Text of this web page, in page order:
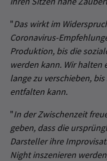
"Das wirkt im
Coronavirus-
Produktion, bis die
werden kann. Wir halten
lange zu verschieben,
entfalten kann.
"In der Zwischenzeit
geben, dass die
Darsteller ihre
Night inszenieren